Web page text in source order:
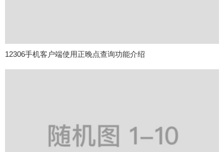
12306手机客户端使用正晚点查询功能介绍